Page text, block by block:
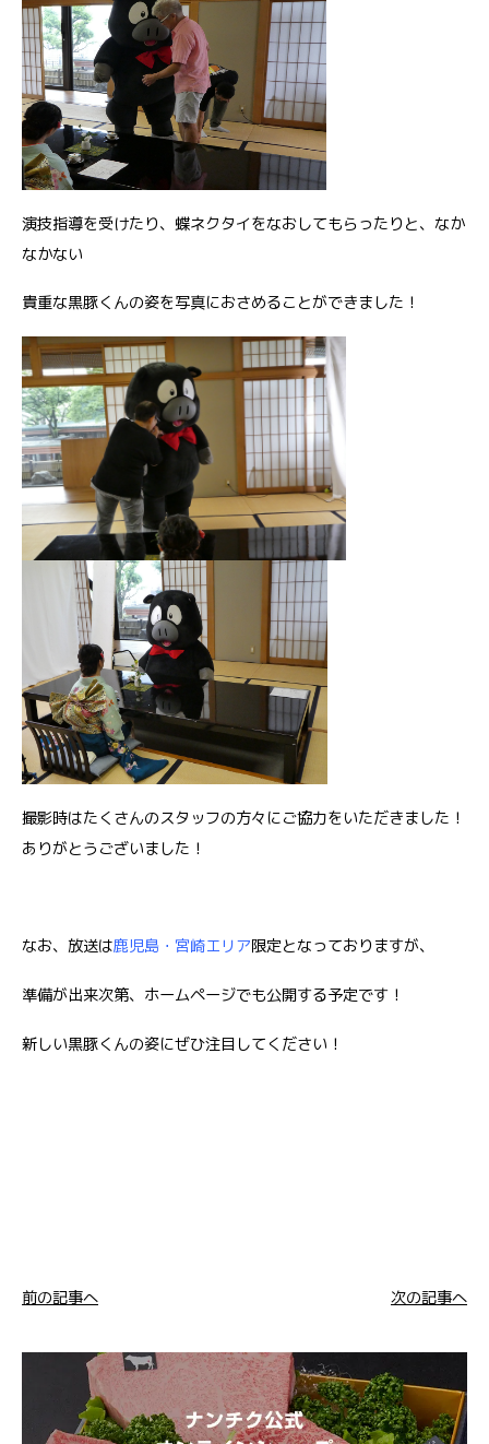
演技指導を受けたり、蝶ネクタイをなおしてもらったりと、なか
なかない
貴重な黒豚くんの姿を写真におさめることができました！
撮影時はたくさんのスタッフの方々にご協力をいただきました！
ありがとうございました！
なお、放送は鹿児島・宮崎エリア限定となっておりますが、
準備が出来次第、ホームページでも公開する予定です！
新しい黒豚くんの姿にぜひ注目してください！
前の記事へ 次の記事へ